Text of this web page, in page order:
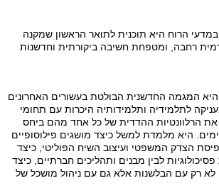
הרוח היא תוכנית לתואר הראשון שמקנה
רחבה, ומטפחת חשיבה ביקורתית וחדשנות
המגמה החדשנית הבולטת בעשורים האחרונים
לתלמידיה ותלמידותיה היכרות עם תחומי
את הרלוונטיות ההדדית של כל אחד מהם ביחס
היא מלמדת למשל כיצד מושגים פילוסופיים
הצדק המשפטי ועיצוב השיח הפוליטי, כיצד
פסיכולוגיות לבין מבנים ותהליכים חברתיים, כיצד
לא רק עם הבלשנות אלא גם עם ניהול מושכל של